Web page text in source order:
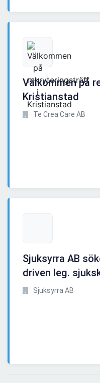
Välkommen på
Kristianstad
Te Crea Care AB
Sjuksyrra AB
driven leg.
Sjuksyrra AB